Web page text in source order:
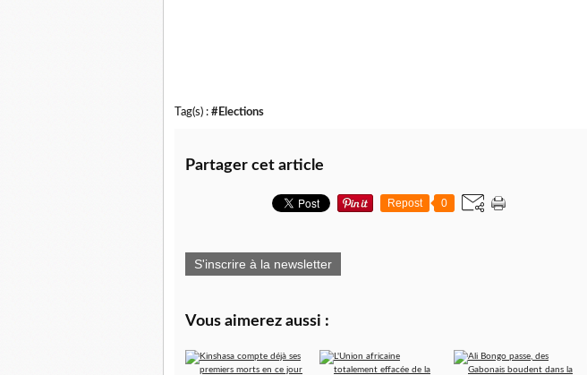
Tag(s) : #Elections
Partager cet article
Repost 0
S'inscrire à la newsletter
Vous aimerez aussi :